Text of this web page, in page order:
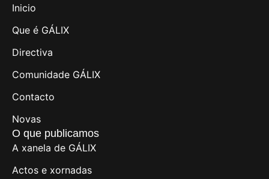
Inicio
Que é GÁLIX
Directiva
Comunidade GÁLIX
Contacto
Novas
O que publicamos
A xanela de GÁLIX
Actos e xornadas